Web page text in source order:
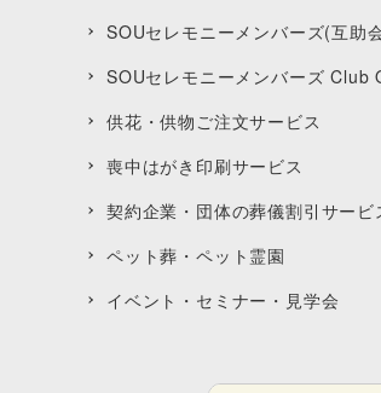
SOUセレモニーメンバーズ(互助
SOUセレモニーメンバーズ Club
供花・供物ご注文サービス
喪中はがき印刷サービス
契約企業・団体の葬儀割引サービ
ペット葬・ペット霊園
イベント・セミナー・見学会